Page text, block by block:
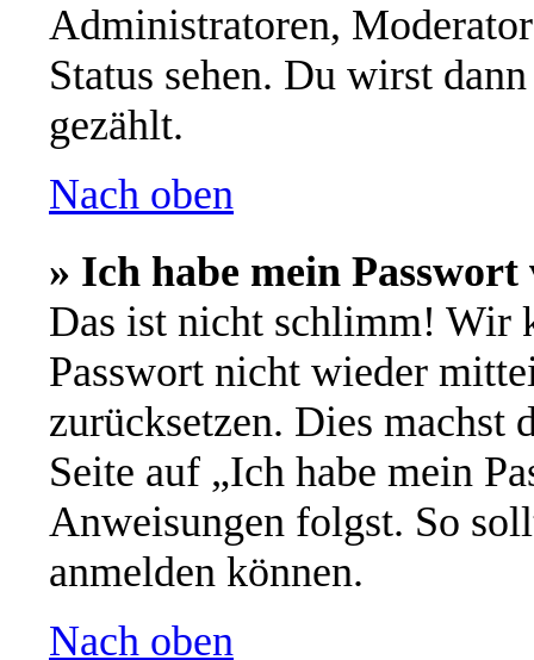
Administratoren,
Status sehen. Du wirst
gezählt.
Nach oben
» Ich habe mein Passwort
Das ist nicht schlimm! Wir
Passwort nicht wieder
zurücksetzen. Dies machst
Seite auf „Ich habe mein
Anweisungen folgst. So
anmelden können.
Nach oben